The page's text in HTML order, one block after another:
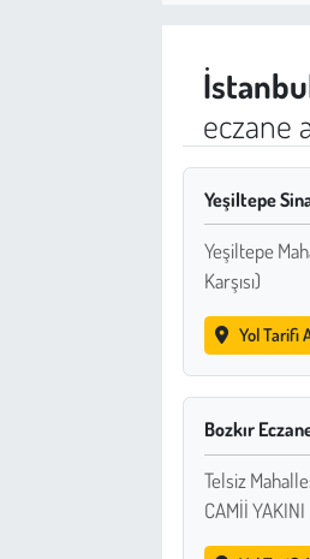
eczane
Yeşiltepe
Yeşiltepe
Karşısı)
Yol Tarifi
Bozkır
Telsiz
CAMİİ YAKINI